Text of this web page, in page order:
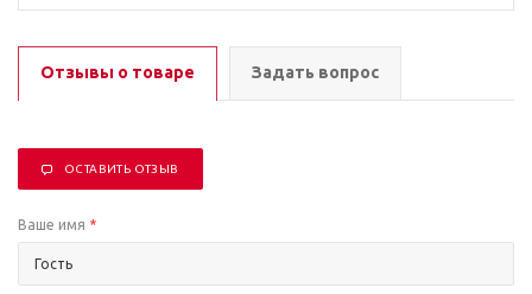
Отзывы о товаре Задать вопрос
ОСТАВИТЬ ОТЗЫВ
Ваше имя *